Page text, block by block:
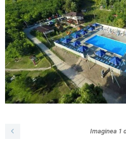
Imaginea 1